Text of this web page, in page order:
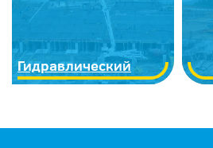
Гидравлический